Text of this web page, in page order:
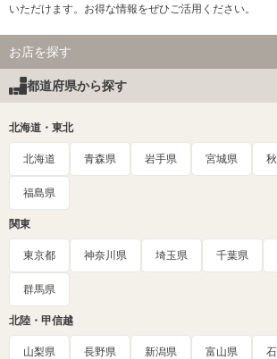
いただけます。お得な情報をぜひご活用ください。
お店を探す
都道府県から探す
北海道・東北
北海道 青森県 岩手県 宮城県
福島県
関東
東京都 神奈川県 埼玉県 千葉県
群馬県
北陸・甲信越
山梨県 長野県 新潟県 富山県